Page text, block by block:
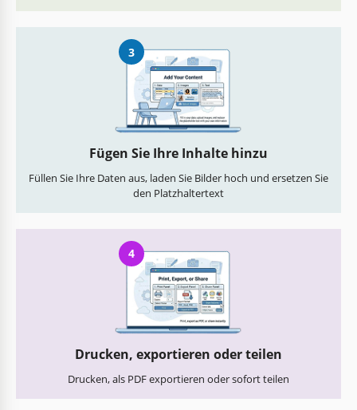
3
Fügen Sie Ihre Inhalte hinzu
Füllen Sie Ihre Daten aus, laden Sie Bilder hoch und ersetzen Sie
den Platzhaltertext
4
Drucken, exportieren oder teilen
Drucken, als PDF exportieren oder sofort teilen